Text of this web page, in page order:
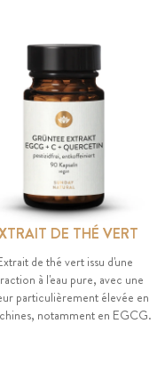
DE THÉ VERT
de thé vert issu d'une
à l'eau pure, avec une
particulièrement élevée en
notamment en EGCG.